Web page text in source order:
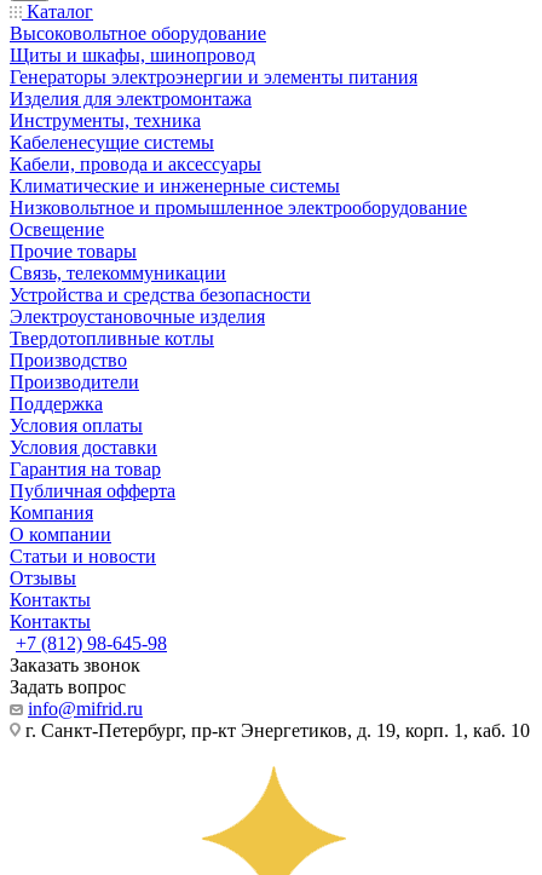
Каталог
Высоковольтное оборудование
Щиты и шкафы, шинопровод
Генераторы электроэнергии и элементы питания
Изделия для электромонтажа
Инструменты, техника
Кабеленесущие системы
Кабели, провода и аксессуары
Климатические и инженерные системы
Низковольтное и промышленное электрооборудование
Освещение
Прочие товары
Связь, телекоммуникации
Устройства и средства безопасности
Электроустановочные изделия
Твердотопливные котлы
Производство
Производители
Поддержка
Условия оплаты
Условия доставки
Гарантия на товар
Публичная офферта
Компания
О компании
Статьи и новости
Отзывы
Контакты
Контакты
+7 (812) 98-645-98
Заказать звонок
Задать вопрос
info@mifrid.ru
г. Санкт-Петербург, пр-кт Энергетиков, д. 19, корп. 1, каб. 10